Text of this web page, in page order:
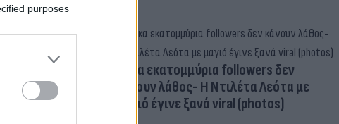
purposes
Δέκα εκατομμύρια followers δεν
κάνουν λάθος- Η Ντιλέτα Λεότα με
μαγιό έγινε ξανά viral (photos)